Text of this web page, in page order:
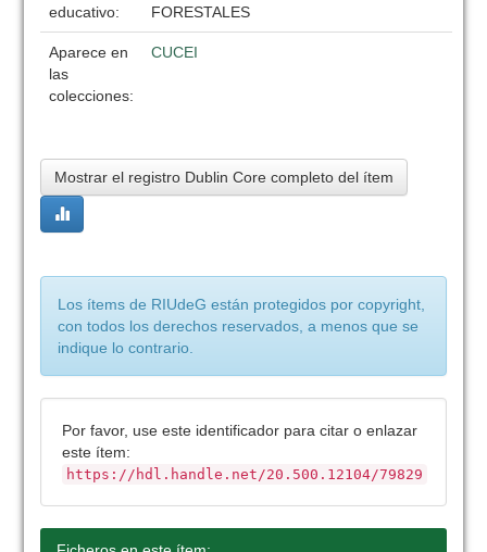
educativo:
FORESTALES
Aparece en
las
colecciones:
CUCEI
Mostrar el registro Dublin Core completo del ítem
Los ítems de RIUdeG están protegidos por copyright,
con todos los derechos reservados, a menos que se
indique lo contrario.
Por favor, use este identificador para citar o enlazar
este ítem:
https://hdl.handle.net/20.500.12104/79829